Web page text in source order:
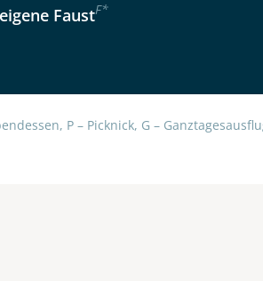
FaustF*
P – Picknick, G –